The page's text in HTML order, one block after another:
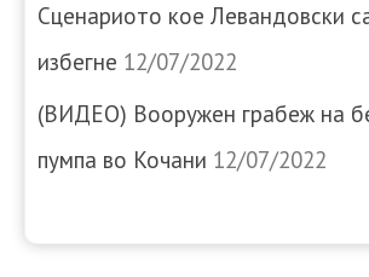
Сценариото кое Левандовски
избегне 12/07/2022
(ВИДЕО) Вооружен грабеж на
пумпа во Кочани 12/07/2022